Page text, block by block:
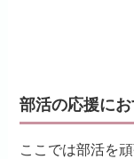
部活の応援に
ここでは部活を